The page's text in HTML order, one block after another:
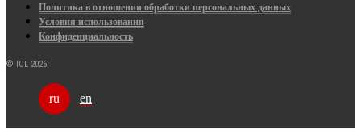
Политика в отношении обработки персональных данных
Условия использования
Конфиденциальность
© ICL 2026
ru en